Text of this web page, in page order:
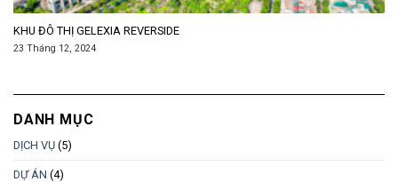
KHU ĐÔ THỊ GELEXIA REVERSIDE
23 Tháng 12, 2024
DANH MỤC
DỊCH VỤ (5)
DỰ ÁN (4)